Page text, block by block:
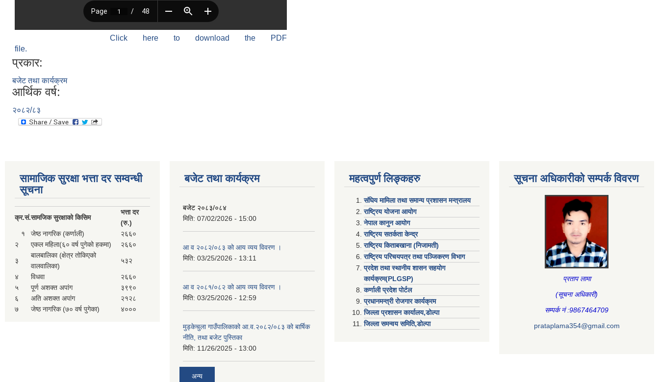
Click here to download the PDF
file.
प्रकार:
बजेट तथा कार्यक्रम
आर्थिक वर्ष:
२०८२/८३
सामाजिक सुरक्षा भत्ता दर सम्वन्धी
सूचना
क्र.सं.सामजिक सुरक्षाको किसिम
भत्ता दर
(रु.)
१
जेष्ठ नागरिक (कर्णाली)
२६६०
२
एकल महिला(६० वर्ष पुगेको हकमा) २६६०
३
बालबालिका (क्षेत्र तोकिएको
वालवालिका)
५३२
४ विधवा
२६६०
५
पूर्ण अशक्त अपांग
३९९०
६
अति अशक्त अपांग
२१२८
७
जेष्ठ नागरिक (७० वर्ष पुगेका) ४०००
बजेट तथा कार्यक्रम
बजेट २०८३/०८४
मिति: 07/02/2026 - 15:00
आ व २०८२/०८३ को आय व्यय विवरण ।
मिति: 03/25/2026 - 13:11
आ व २०८१/०८२ को आय व्यय विवरण ।
मिति: 03/25/2026 - 12:59
मुड्केचुला गाउँपालिकाको आ.व.२०८२/०८३ को बार्षिक
नीति, तथा बजेट पुस्तिका
मिति: 11/26/2025 - 13:00
अन्य
महत्वपुर्ण लिङ्कहरु
संघिय मामिला तथा समान्य प्रशासन मन्त्रालय
राष्ट्रिय योजना आयोग
नेपाल कानुन आयोग
राष्ट्रिय सतर्कता केन्द्र
राष्ट्रिय किताबखाना (निजामती)
राष्ट्रिय परिचयपत्र तथा पञ्जिकरण विभाग
प्रदेश तथा स्थानीय शासन सहयाेग
कार्यक्रम(PLGSP)
कर्णाली प्रदेश पोर्टल
प्रधानमन्त्री राेजगार कार्यक्रम
जिल्ला प्रशासन कार्यालय,डोल्पा
जिल्ला समन्वय समिति,डोल्प
सूचना अधिकारीकाे सम्पर्क विवरण
प्रताप लामा
(सूचना अधिकारी)
सम्पर्क नं :9867464709
prataplama354@gmail.com